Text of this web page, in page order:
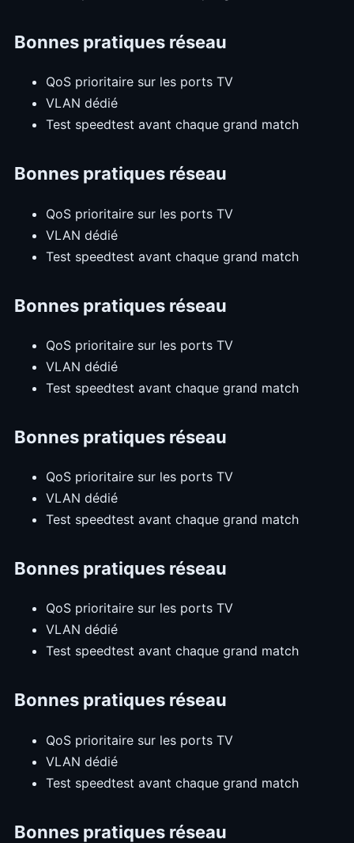
Bonnes pratiques réseau
QoS prioritaire sur les ports TV
VLAN dédié
Test speedtest avant chaque grand match
Bonnes pratiques réseau
QoS prioritaire sur les ports TV
VLAN dédié
Test speedtest avant chaque grand match
Bonnes pratiques réseau
QoS prioritaire sur les ports TV
VLAN dédié
Test speedtest avant chaque grand match
Bonnes pratiques réseau
QoS prioritaire sur les ports TV
VLAN dédié
Test speedtest avant chaque grand match
Bonnes pratiques réseau
QoS prioritaire sur les ports TV
VLAN dédié
Test speedtest avant chaque grand match
Bonnes pratiques réseau
QoS prioritaire sur les ports TV
VLAN dédié
Test speedtest avant chaque grand match
Bonnes pratiques réseau